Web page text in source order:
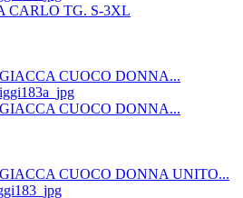
CARLO TG. S-3XL
CUOCO DONNA...
CUOCO DONNA...
CUOCO DONNA UNITO...